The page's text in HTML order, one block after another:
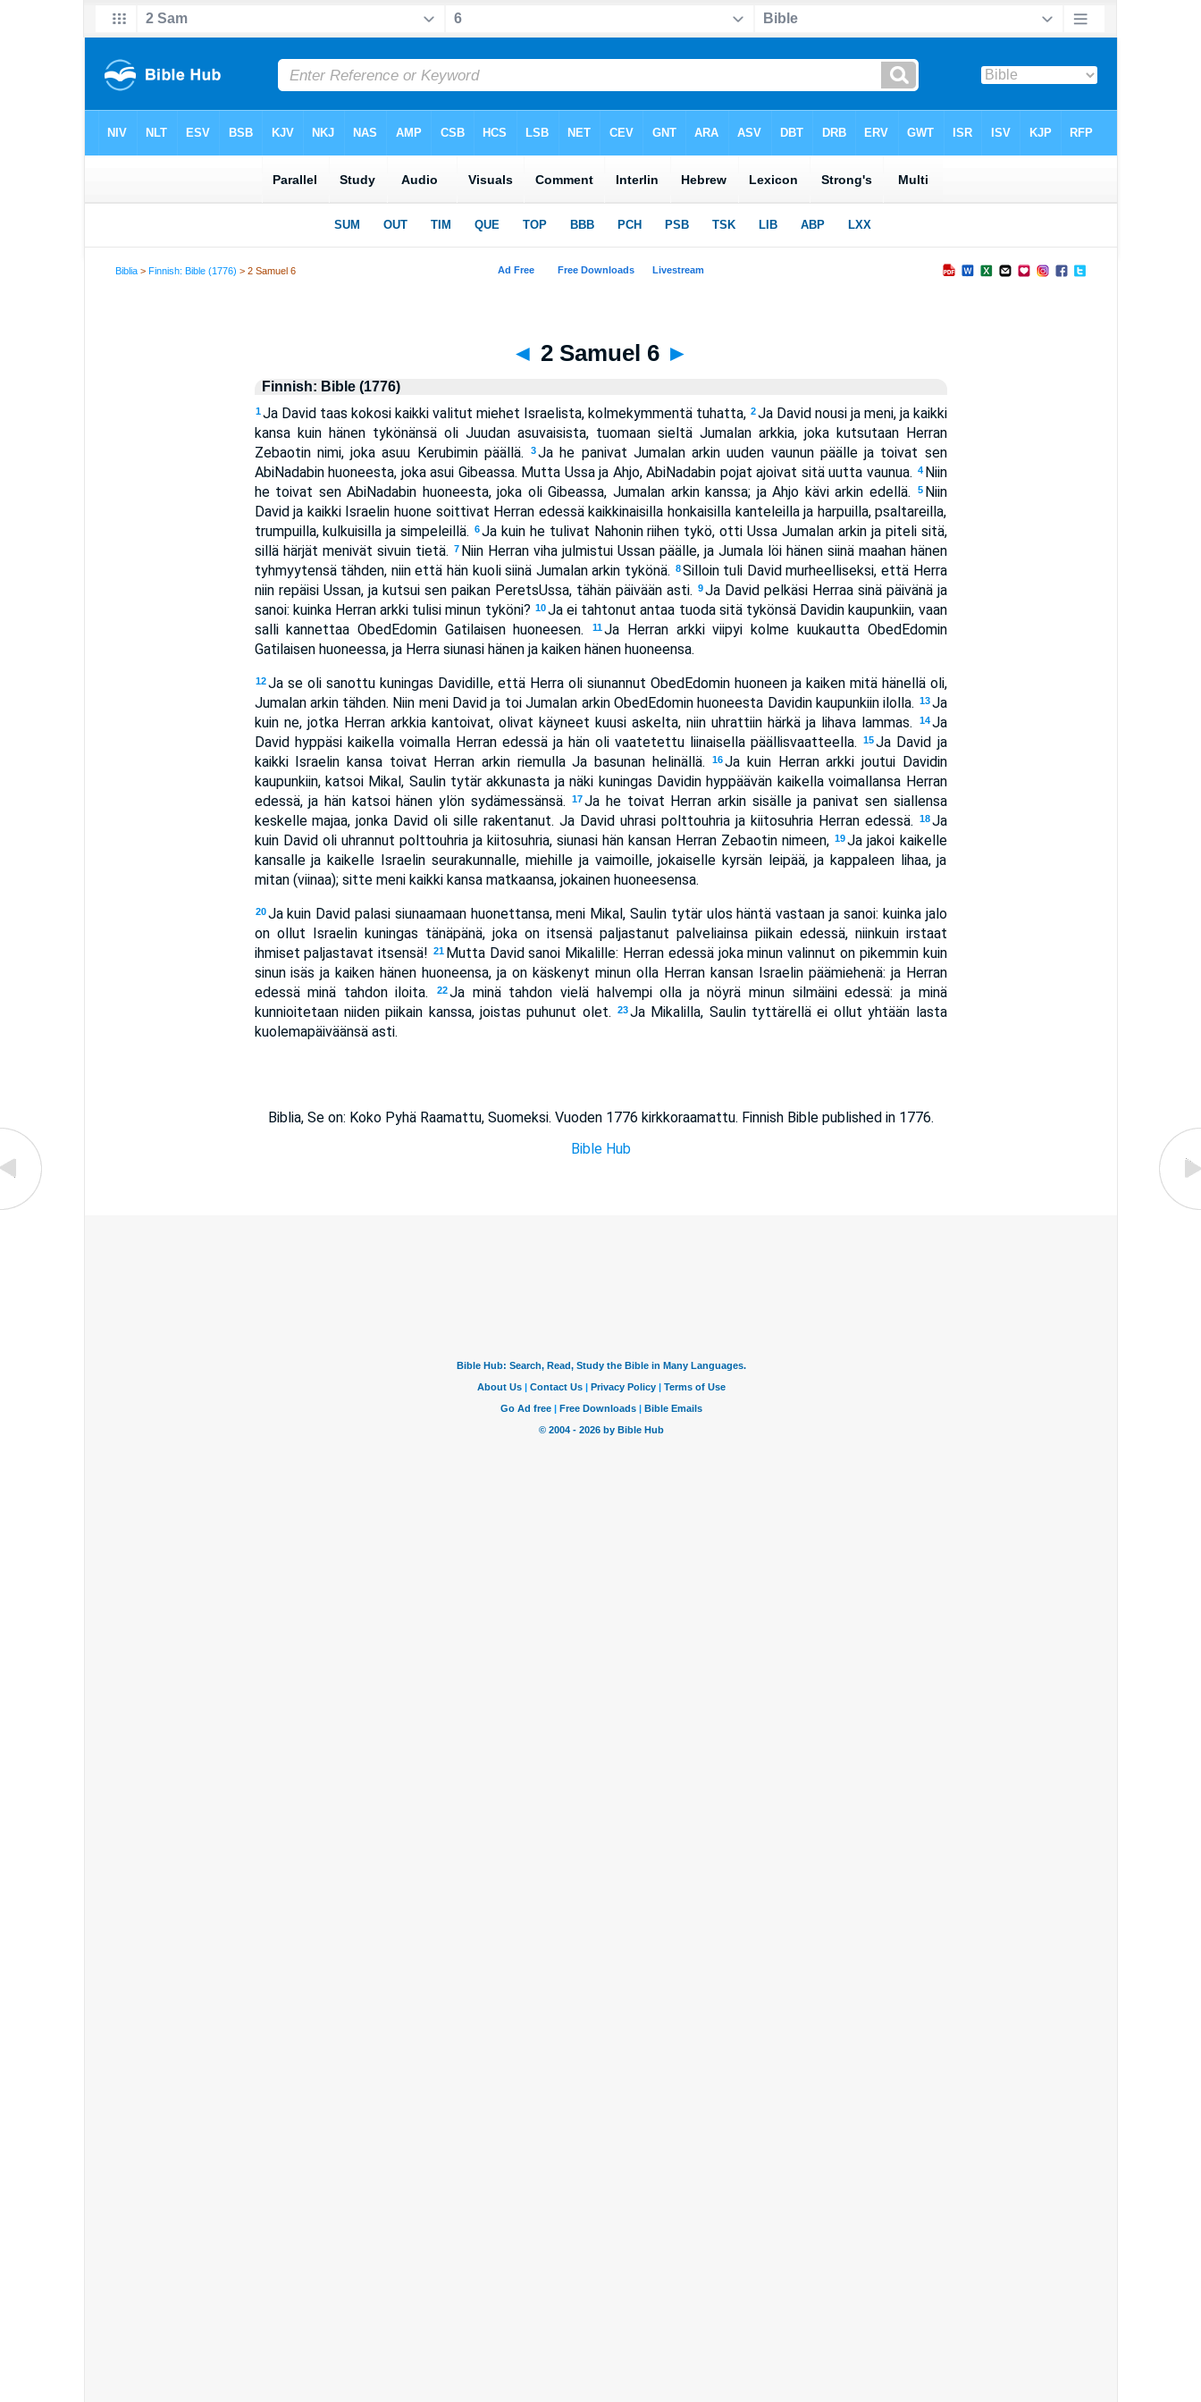
Biblia >Finnish: Bible (1776) > 2 Samuel 6
◄ 2 Samuel 6 ►
Finnish: Bible (1776)
1 Ja David taas kokosi kaikki valitut miehet Israelista, kolmekymmentä tuhatta, 2 Ja David nousi ja meni, ja kaikki
kansa kuin hänen tykönänsä oli Juudan asuvaisista, tuomaan sieltä Jumalan arkkia, joka kutsutaan Herran
Zebaotin nimi, joka asuu Kerubimin päällä.
3Ja he panivat Jumalan arkin uuden vaunun päälle ja toivat sen
AbiNadabin huoneesta, joka asui Gibeassa. Mutta Ussa ja Ahjo, AbiNadabin pojat ajoivat sitä uutta vaunua. 4 Niin
he toivat sen AbiNadabin huoneesta, joka oli Gibeassa, Jumalan arkin kanssa; ja Ahjo kävi arkin edellä.
5 Niin
David ja kaikki Israelin huone soittivat Herran edessä kaikkinaisilla honkaisilla kanteleilla ja harpuilla, psaltareilla,
trumpuilla, kulkuisilla ja simpeleillä. 6Ja kuin he tulivat Nahonin riihen tykö, otti Ussa Jumalan arkin ja piteli sitä,
sillä härjät menivät sivuin tietä. 7 Niin Herran viha julmistui Ussan päälle, ja Jumala löi hänen siinä maahan hänen
tyhmyytensä tähden, niin että hän kuoli siinä Jumalan arkin tykönä. 8 Silloin tuli David murheelliseksi, että Herra
niin repäisi Ussan, ja kutsui sen paikan PeretsUssa, tähän päivään asti. 9 Ja David pelkäsi Herraa sinä päivänä ja
sanoi: kuinka Herran arkki tulisi minun tyköni? 10Ja ei tahtonut antaa tuoda sitä tykönsä Davidin kaupunkiin, vaan
salli kannettaa ObedEdomin Gatilaisen huoneesen.
11Ja Herran arkki viipyi kolme kuukautta ObedEdomin
Gatilaisen huoneessa, ja Herra siunasi hänen ja kaiken hänen huoneensa.
12 Ja se oli sanottu kuningas Davidille, että Herra oli siunannut ObedEdomin huoneen ja kaiken mitä hänellä oli,
Jumalan arkin tähden. Niin meni David ja toi Jumalan arkin ObedEdomin huoneesta Davidin kaupunkiin ilolla. 13 Ja
kuin ne, jotka Herran arkkia kantoivat, olivat käyneet kuusi askelta, niin uhrattiin härkä ja lihava lammas.
14 Ja
David hyppäsi kaikella voimalla Herran edessä ja hän oli vaatetettu liinaisella päällisvaatteella.
15Ja David ja
kaikki Israelin kansa toivat Herran arkin riemulla Ja basunan helinällä.
16Ja kuin Herran arkki joutui Davidin
kaupunkiin, katsoi Mikal, Saulin tytär akkunasta ja näki kuningas Davidin hyppäävän kaikella voimallansa Herran
edessä, ja hän katsoi hänen ylön sydämessänsä.
17Ja he toivat Herran arkin sisälle ja panivat sen siallensa
keskelle majaa, jonka David oli sille rakentanut. Ja David uhrasi polttouhria ja kiitosuhria Herran edessä.
18 Ja
kuin David oli uhrannut polttouhria ja kiitosuhria, siunasi hän kansan Herran Zebaotin nimeen, 19Ja jakoi kaikelle
kansalle ja kaikelle Israelin seurakunnalle, miehille ja vaimoille, jokaiselle kyrsän leipää, ja kappaleen lihaa, ja
mitan (viinaa); sitte meni kaikki kansa matkaansa, jokainen huoneesensa.
20 Ja kuin David palasi siunaamaan huonettansa, meni Mikal, Saulin tytär ulos häntä vastaan ja sanoi: kuinka jalo
on ollut Israelin kuningas tänäpänä, joka on itsensä paljastanut palveliainsa piikain edessä, niinkuin irstaat
ihmiset paljastavat itsensä! 21 Mutta David sanoi Mikalille: Herran edessä joka minun valinnut on pikemmin kuin
sinun isäs ja kaiken hänen huoneensa, ja on käskenyt minun olla Herran kansan Israelin päämiehenä: ja Herran
edessä minä tahdon iloita.
22Ja minä tahdon vielä halvempi olla ja nöyrä minun silmäini edessä: ja minä
kunnioitetaan niiden piikain kanssa, joistas puhunut olet.
23Ja Mikalilla, Saulin tyttärellä ei ollut yhtään lasta
kuolemapäiväänsä asti.
Biblia, Se on: Koko Pyhä Raamattu, Suomeksi. Vuoden 1776 kirkkoraamattu. Finnish Bible published in 1776.
Bible Hub